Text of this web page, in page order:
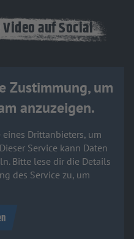
auf Social
Zustimmung, um
anzuzeigen.
Drittanbieters, um
Service kann Daten
Bitte lese dir die Details
des Service zu, um